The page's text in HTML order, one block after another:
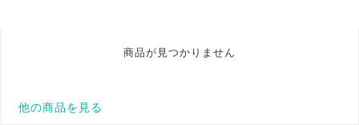
商品が見つかりません
他の商品を見る